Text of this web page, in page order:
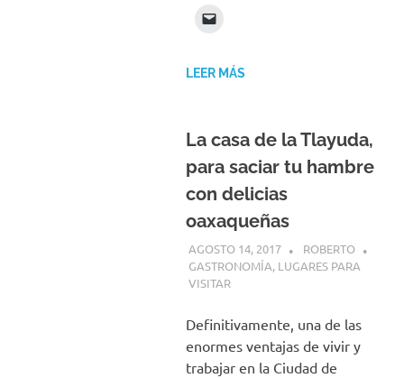
LEER MÁS
La casa de la Tlayuda,
para saciar tu hambre
con delicias
oaxaqueñas
AGOSTO 14, 2017
ROBERTO
GASTRONOMÍA, LUGARES PARA
VISITAR
Definitivamente, una de las
enormes ventajas de vivir y
trabajar en la Ciudad de